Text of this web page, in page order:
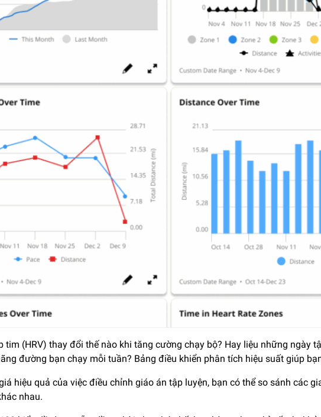
tim (HRV) thay đổi thế nào khi tăng cường chạy bộ? Hay liệu những
đường bạn chạy mỗi tuần? Bảng điều khiển phân tích hiệu suất giúp
hiệu quả của việc điều chỉnh giáo án tập luyện, bạn có thể so sánh các
nhau.